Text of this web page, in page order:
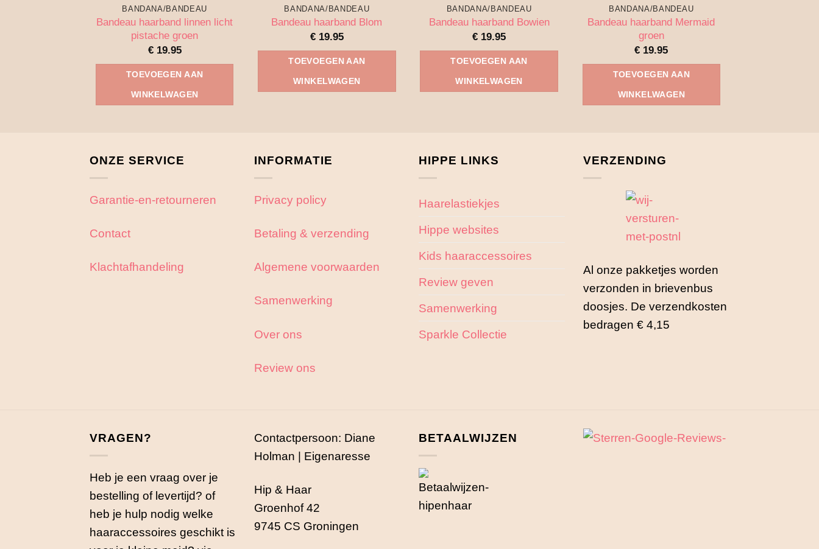
BANDANA/BANDEAU
Bandeau haarband linnen licht
pistache groen
€19.95
TOEVOEGEN AAN
WINKELWAGEN
BANDANA/BANDEAU
Bandeau haarband Blom
€19.95
TOEVOEGEN AAN
WINKELWAGEN
BANDANA/BANDEAU
Bandeau haarband Bowien
€ 19.95
TOEVOEGEN AAN
WINKELWAGEN
BANDANA/BANDEAU
Bandeau haarband Mermaid
groen
€ 19.95
TOEVOEGEN AAN
WINKELWAGEN
ONZE SERVICE
Garantie-en-retourneren
Contact
Klachtafhandeling
INFORMATIE
Privacy policy
Betaling & verzending
Algemene voorwaarden
Samenwerking
Over ons
Review ons
HIPPE LINKS
Haarelastiekjes
Hippe websites
Kids haaraccessoires
Review geven
Samenwerking
Sparkle Collectie
VERZENDING
Al onze pakketjes worden
verzonden in brievenbus
doosjes. De verzendkosten
bedragen € 4,15
VRAGEN?
Heb je een vraag over je
bestelling of levertijd? of
heb je hulp nodig welke
haaraccessoires geschikt is
Contactpersoon: Diane
Holman | Eigenaresse
Hip & Haar
Groenhof 42
9745 CS Groningen
BETAALWIJZEN